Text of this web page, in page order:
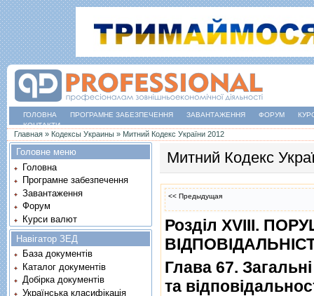
ГОЛОВНА ПРОГРАМНЕ ЗАБЕЗПЕЧЕННЯ ЗАВАНТАЖЕННЯ ФОРУМ
КОНТАКТИ
Ви є тут
Главная » Кодексы Украины » Митний Кодекс України 2012
Митний Кодекс
<< Предыдущая
Роздiл XVIII.
Глава 67.
та
Головне меню
Головна
Програмне забезпечення
Завантаження
Форум
Курси валют
Навігатор ЗЕД
База документів
Каталог документів
Добірка документів
Українська класифікація